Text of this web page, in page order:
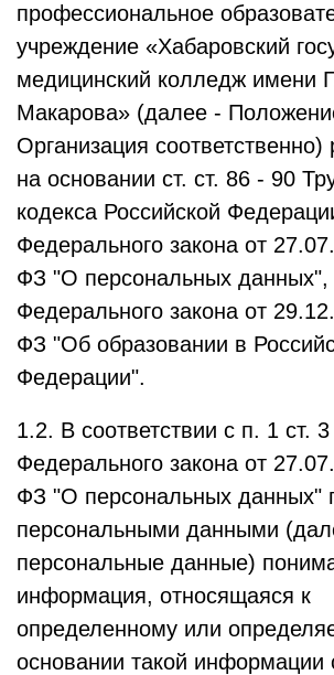
профессиональное
учреждение «Хабаровский
медицинский колледж имени
Макарова» (далее -
Организация соответственно)
на основании ст. ст. 86 - 90
кодекса Российской
Федерального закона от
ФЗ "О персональных данных",
Федерального закона от
ФЗ "Об образовании в
Федерации".
1.2. В соответствии с п. 1 ст. 3
Федерального закона от
ФЗ "О персональных данных"
персональными данными
персональные данные)
информация, относящаяся к
определенному или
основании такой информации